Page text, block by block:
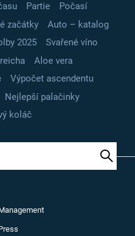
Partie
Počasí
začátky
Auto – katalog
2025
Svařené víno
Aloe vera
Výpočet ascendentu
Nejlepší palačinky
koláč